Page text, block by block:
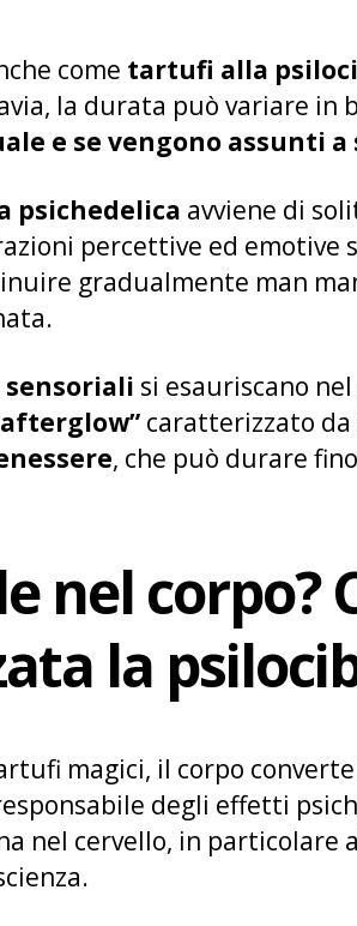
come tartufi alla
la durata può variare in
e se vengono assunti a
psichedelica avviene di
percettive ed emotive
gradualmente man
si esauriscano
caratterizzato da
, che può durare
nel corpo?
la
magici, il corpo
degli effetti
nel cervello, in particolare